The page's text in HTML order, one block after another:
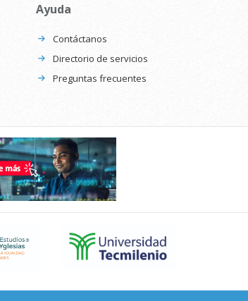
Ayuda
Contáctanos
Directorio de servicios
Preguntas frecuentes